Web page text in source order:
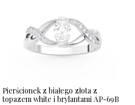
Pierścionek z białego złota z
topazem white i brylantami AP-69B